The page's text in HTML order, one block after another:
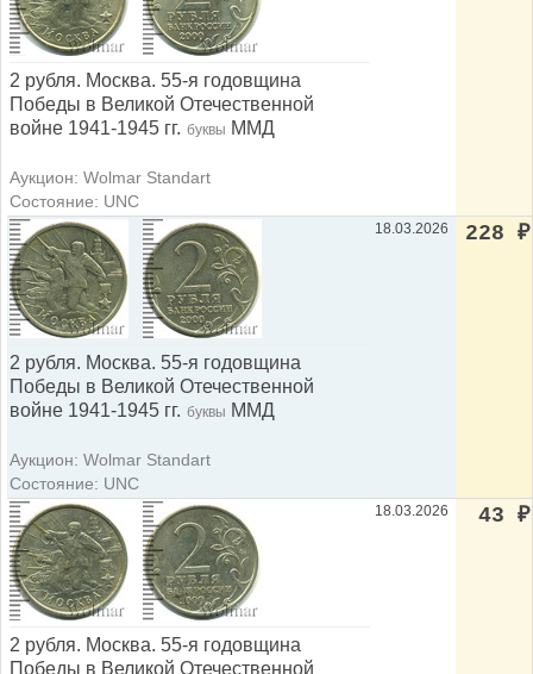
2 рубля. Москва. 55-я годовщина
Победы в Великой Отечественной
войне 1941-1945 гг. буквы ММД
Аукцион: Wolmar Standart
Состояние: UNC
2 рубля. Москва. 55-я годовщина
Победы в Великой Отечественной
войне 1941-1945 гг. буквы ММД
Аукцион: Wolmar Standart
Состояние: UNC
18.03.2026 228 ₽
2 рубля. Москва. 55-я годовщина
Победы в Великой Отечественной
18.03.2026 43 ₽